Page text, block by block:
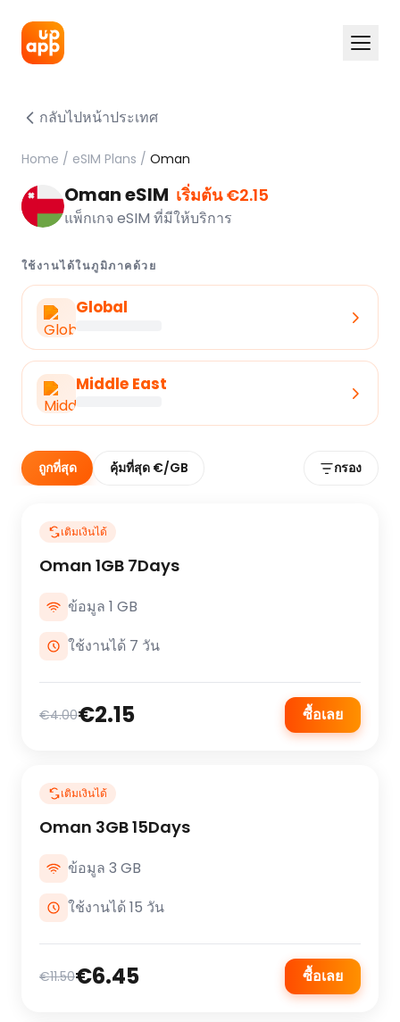
กลับไปหน้าประเทศ
Home / eSIM Plans / Oman
Oman eSIM เริ่มต้น €2.15
แพ็กเกจ eSIM ที่มีให้บริการ
ใช้งานได้ในภูมิภาคด้วย
Global
Middle East
ถูกที่สุด คุ้มที่สุด €/GB กรอง
เติมเงินได้
Oman 1GB 7Days
ข้อมูล 1 GB
ใช้งานได้ 7 วัน
€4.00€2.15 ซื้อเลย
เติมเงินได้
Oman 3GB 15Days
ข้อมูล 3 GB
ใช้งานได้ 15 วัน
€11.50€6.45 ซื้อเลย